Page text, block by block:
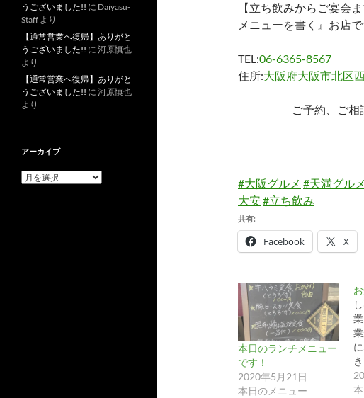
【立ち飲みからご宴会
メニューを書く』お店
TEL:06-6365-8567
住所:大阪府大阪市北区
ご予約、ご相
#大阪グルメ #天満グルメ
大安#立ち飲み
共有:
Facebook X
本日のランチメニュー
です！
2020年5月21日
本日のメニュー
うございました!! に Daiyasu-
Staff より
【通常営業へ復帰】ありがと
うございました!! に 河原慎也
より
【通常営業へ復帰】ありがと
うございました!! に 河原慎也
より
アーカイブ
ア